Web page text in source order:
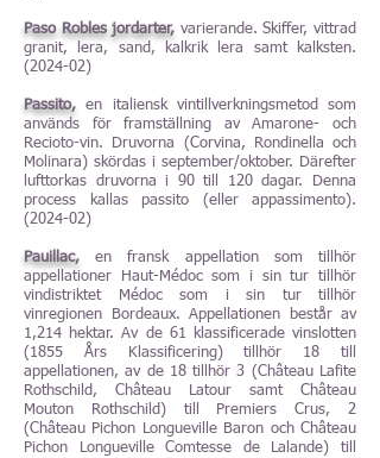
Paso Robles jordarter, varierande. Skiffer, vittrad
granit, lera, sand, kalkrik lera samt kalksten.
(2024-02)
Passito,
en italiensk vintillverkningsmetod som
används för framställning av Amarone- och
Recioto-vin. Druvorna (Corvina, Rondinella och
Molinara) skördas i september/oktober. Därefter
lufttorkas druvorna i 90 till 120 dagar. Denna
process kallas passito (eller appassimento).
(2024-02)
Pauillac, en fransk appellation som tillhör
appellationer Haut-Médoc som i sin tur tillhör
vindistriktet Médoc som i sin tur tillhör
vinregionen Bordeaux. Appellationen består av
1,214 hektar. Av de 61 klassificerade vinslotten
(1855 Års Klassificering) tillhör 18 till
appellationen, av de 18 tillhör 3 (Château Lafite
Rothschild, Château Latour samt Château
Mouton Rothschild) till Premiers Crus, 2
(Château Pichon Longueville Baron och Château
Pichon Longueville Comtesse de Lalande) till